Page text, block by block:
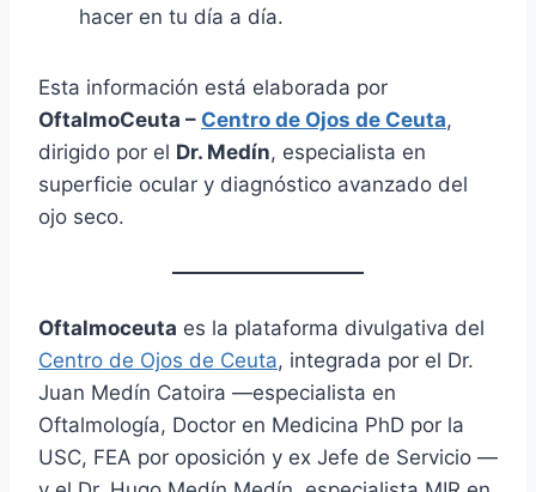
hacer en tu día a día.
Esta información está elaborada por
OftalmoCeuta – Centro de Ojos de Ceuta,
dirigido por el Dr. Medín, especialista en
superficie ocular y diagnóstico avanzado del
ojo seco.
Oftalmoceuta es la plataforma divulgativa del
Centro de Ojos de Ceuta, integrada por el Dr.
Juan Medín Catoira —especialista en
Oftalmología, Doctor en Medicina PhD por la
USC, FEA por oposición y ex Jefe de Servicio —